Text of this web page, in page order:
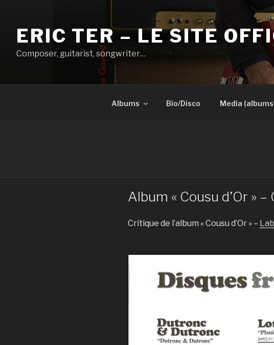
contenu
principalERIC TER – LE SITE
Composer, guitarist, songwriter…
Albums Bio/Disco Media
Album « Cousu d’Or »
Critique de l’album « Cousu d’Or » –